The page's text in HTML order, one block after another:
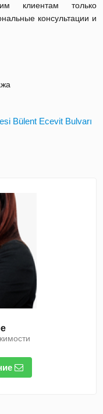
клиентам только
консультации и
Bülent Ecevit Bulvarı